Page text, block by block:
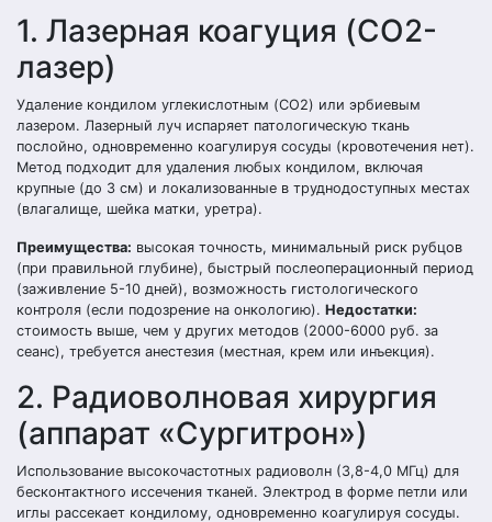
1. Лазерная коагуция (CO2-
лазер)
Удаление кондилом углекислотным (CO2) или эрбиевым
лазером. Лазерный луч испаряет патологическую ткань
послойно, одновременно коагулируя сосуды (кровотечения нет).
Метод подходит для удаления любых кондилом, включая
крупные (до 3 см) и локализованные в труднодоступных местах
(влагалище, шейка матки, уретра).
Преимущества: высокая точность, минимальный риск рубцов
(при правильной глубине), быстрый послеоперационный период
(заживление 5-10 дней), возможность гистологического
контроля (если подозрение на онкологию). Недостатки:
стоимость выше, чем у других методов (2000-6000 руб. за
сеанс), требуется анестезия (местная, крем или инъекция).
2. Радиоволновая хирургия
(аппарат «Сургитрон»)
Использование высокочастотных радиоволн (3,8-4,0 МГц) для
бесконтактного иссечения тканей. Электрод в форме петли или
иглы рассекает кондилому, одновременно коагулируя сосуды.